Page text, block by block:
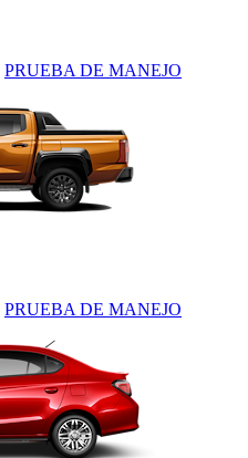
PRUEBA DE MANEJO
PRUEBA DE MANEJO